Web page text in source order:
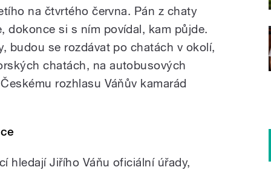
na čtvrtého června. Pán z chaty
dokonce si s ním povídal, kam půjde.
budou se rozdávat po chatách v okolí,
chatách, na autobusových
rozhlasu Váňův kamarád
hledají Jiřího Váňu oficiální úřady,